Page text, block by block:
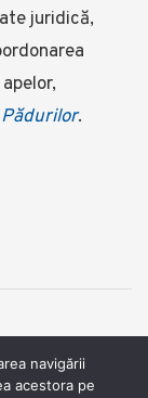
juridică,
.
©foto:
navigării
acestora pe